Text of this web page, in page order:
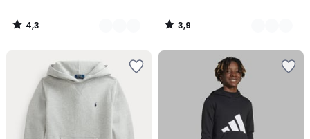
4,3
/
3,9
/